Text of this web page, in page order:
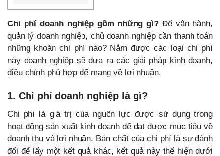
Chi phí doanh nghiệp gồm những gì? Để vận hành,
quản lý doanh nghiệp, chủ doanh nghiệp cần thanh toán
những khoản chi phí nào? Nắm được các loại chi phí
này doanh nghiệp sẽ đưa ra các giải pháp kinh doanh,
điều chỉnh phù hợp để mang về lợi nhuận.
1. Chi phí doanh nghiệp là gì?
Chi phí là giá trị của nguồn lực được sử dụng trong
hoạt động sản xuất kinh doanh để đạt được mục tiêu về
doanh thu và lợi nhuận. Bản chất của chi phí là sự đánh
đổi để lấy một kết quả khác, kết quả này thể hiện dưới